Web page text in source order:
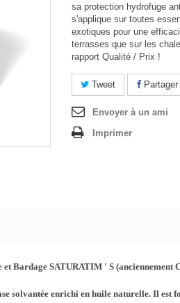
sa protection hydrofuge
s'applique sur toutes
exotiques pour une
terrasses que sur les
rapport Qualité / Prix !
Tweet Partager
Envoyer à un ami
Imprimer
Bardage SATURATIM ' S (anciennement
solvantée enrichi en huile naturelle. Il est